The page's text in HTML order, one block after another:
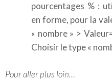
pourcentages % :
en forme, pour la
« nombre » >
Choisir le type «
Pour aller plus loin…